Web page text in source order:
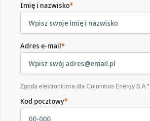
Imię i nazwisko*
Adres e-mail*
Zgoda elektroniczna dla Columbus Energy S.A.*
Kod pocztowy*